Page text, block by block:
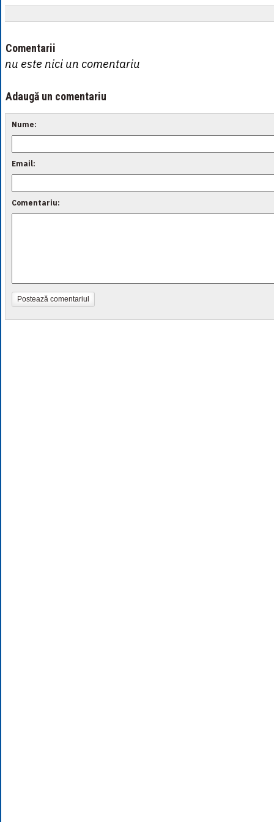
Comentarii
nu este nici un comentariu
Adaugă un comentariu
Nume:
Email:
Comentariu:
Postează comentariul